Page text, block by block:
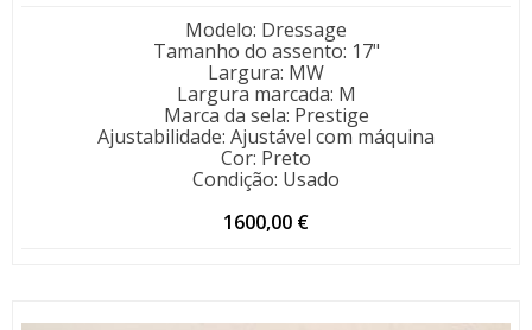
Modelo: Dressage
Tamanho do assento: 17"
Largura: MW
Largura marcada: M
Marca da sela: Prestige
Ajustabilidade: Ajustável com máquina
Cor: Preto
Condição: Usado
1600,00 €